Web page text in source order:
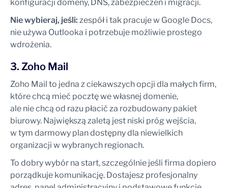
konfiguracji domeny, DNS, zabezpieczeń i migracji.
Nie wybieraj, jeśli: zespół i tak pracuje w Google Docs,
nie używa Outlooka i potrzebuje możliwie prostego
wdrożenia.
3. Zoho Mail
Zoho Mail to jedna z ciekawszych opcji dla małych firm,
które chcą mieć pocztę we własnej domenie,
ale nie chcą od razu płacić za rozbudowany pakiet
biurowy. Największą zaletą jest niski próg wejścia,
w tym darmowy plan dostępny dla niewielkich
organizacji w wybranych regionach.
To dobry wybór na start, szczególnie jeśli firma dopiero
porządkuje komunikację. Dostajesz profesjonalny